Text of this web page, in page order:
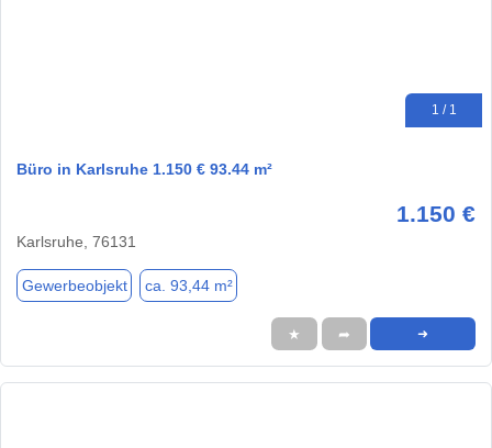
1 / 1
Büro in Karlsruhe 1.150 € 93.44 m²
1.150 €
Karlsruhe, 76131
Gewerbeobjekt ca. 93,44 m²
★ ➦ ➜